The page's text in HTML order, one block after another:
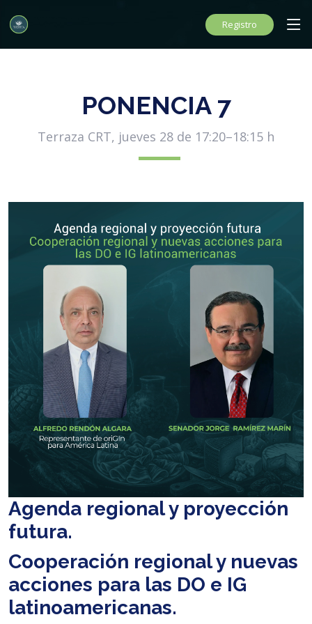
Registro
PONENCIA 7
Terraza CRT, jueves 28 de 17:20–18:15 h
Agenda regional y proyección
futura.
Cooperación regional y nuevas
acciones para las DO e IG
latinoamericanas.